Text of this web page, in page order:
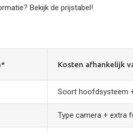
Bekijk de prijstabel!
Kosten afhankelijk
Soort hoofdsysteem
Type camera + extra